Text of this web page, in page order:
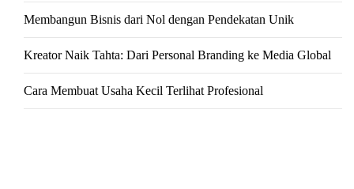
Membangun Bisnis dari Nol dengan Pendekatan Unik
Kreator Naik Tahta: Dari Personal Branding ke Media Global
Cara Membuat Usaha Kecil Terlihat Profesional